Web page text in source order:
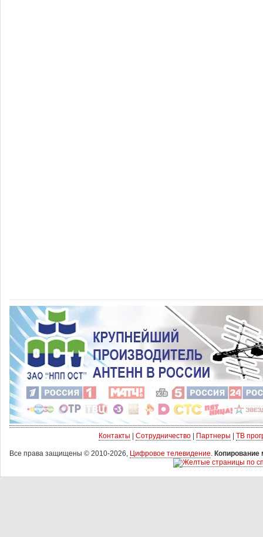
Контакты Сотрудничество| Партнеры ТВ
Все права защищены © 2010-2026, Цифровое телевидение. Копирование